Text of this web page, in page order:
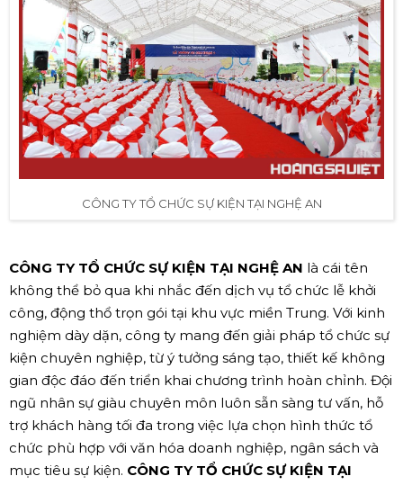
CÔNG TY TỔ CHỨC SỰ KIỆN TẠI NGHỆ AN
CÔNG TY TỔ CHỨC SỰ KIỆN TẠI NGHỆ AN là cái tên
không thể bỏ qua khi nhắc đến dịch vụ tổ chức lễ khởi
công, động thổ trọn gói tại khu vực miền Trung. Với kinh
nghiệm dày dặn, công ty mang đến giải pháp tổ chức sự
kiện chuyên nghiệp, từ ý tưởng sáng tạo, thiết kế không
gian độc đáo đến triển khai chương trình hoàn chỉnh. Đội
ngũ nhân sự giàu chuyên môn luôn sẵn sàng tư vấn, hỗ
trợ khách hàng tối đa trong việc lựa chọn hình thức tổ
chức phù hợp với văn hóa doanh nghiệp, ngân sách và
mục tiêu sự kiện. CÔNG TY TỔ CHỨC SỰ KIỆN TẠI